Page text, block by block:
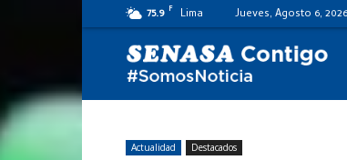
75.9 F Lima Jueves, Agosto 6,
Actualidad Destacados